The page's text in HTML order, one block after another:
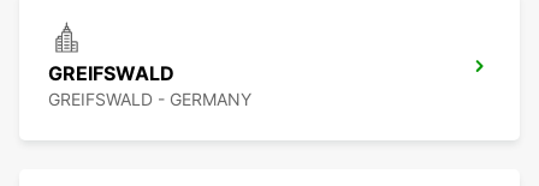
GREIFSWALD
GREIFSWALD - GERMANY